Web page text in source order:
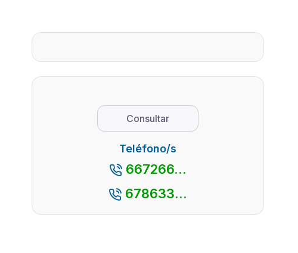
Consultar
Teléfono/s
667266...
678633...